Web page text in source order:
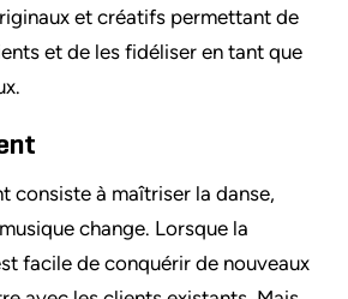
et créatifs permettant de
et de les fidéliser en tant que
consiste à maîtriser la danse,
change. Lorsque la
facile de conquérir de nouveaux